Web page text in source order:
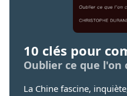
10 clés pour
Oublier ce que l'on
La Chine fascine,